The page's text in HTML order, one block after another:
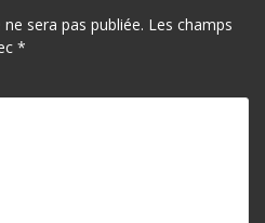
sera pas publiée. Les champs
*